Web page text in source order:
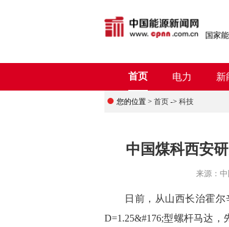
国家
首页 电力 新
您的位置 > 首页 -> 科技
中国煤科西安
来源：
日前，从山西长治霍尔辛
D=1.25&#176;型螺杆马达